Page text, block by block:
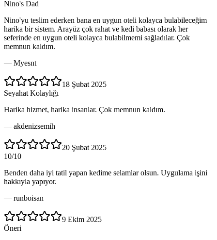
Nino's Dad
Nino'yu teslim ederken bana en uygun oteli kolayca bulabileceğim
harika bir sistem. Arayüz çok rahat ve kedi babası olarak her
seferinde en uygun oteli kolayca bulabilmemi sağladılar. Çok
memnun kaldım.
— Myesnt
18 Şubat 2025
Seyahat Kolaylığı
Harika hizmet, harika insanlar. Çok memnun kaldım.
— akdenizsemih
20 Şubat 2025
10/10
Benden daha iyi tatil yapan kedime selamlar olsun. Uygulama işini
hakkıyla yapıyor.
— runboisan
9 Ekim 2025
Öneri